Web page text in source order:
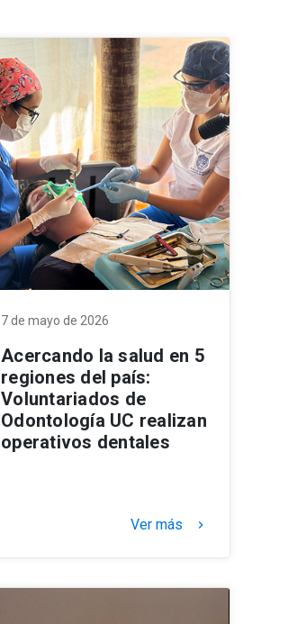
7 de mayo de 2026
Acercando la salud en 5
regiones del país:
Voluntariados de
Odontología UC realizan
operativos dentales
Ver más keyboard_arrow_right